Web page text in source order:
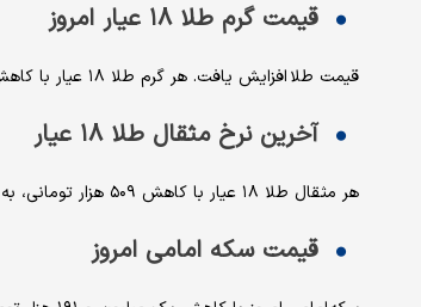
قیمت گرم طلا ۱۸ عیار امروز
قیمت طلا افزایش یافت. هر گرم طلا ۱۸ عیار با کاهش ۱۱۷ هزار تومانی، به ۱۸ میلیون و ۹۹۹ هزار و ۱۰۰ تومان رسید.
آخرین نرخ مثقال طلا ۱۸ عیار
هر مثقال طلا ۱۸ عیار با کاهش ۵۰۹ هزار تومانی، به ۸۲ میلیون و ۳۰۰ هزار تومان رسید‌.
قیمت سکه امامی امروز